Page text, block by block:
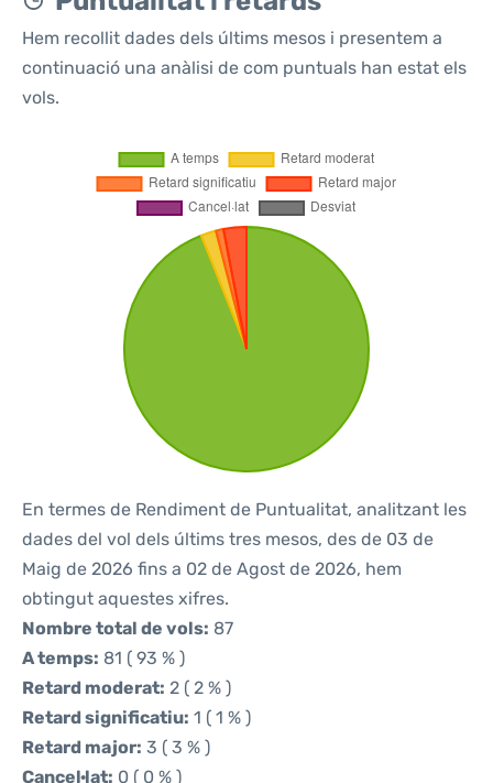
Hem recollit dades dels últims mesos i presentem a
continuació una anàlisi de com puntuals han estat els
vols.
En termes de Rendiment de Puntualitat, analitzant les
dades del vol dels últims tres mesos, des de 03 de
Maig de 2026 fins a 02 de Agost de 2026, hem
obtingut aquestes xifres.
Nombre total de vols: 87
A temps: 81 ( 93 % )
Retard moderat: 2 ( 2 % )
Retard significatiu: 1 ( 1 % )
Retard major: 3 ( 3 % )
Cancel·lat: 0 ( 0 % )